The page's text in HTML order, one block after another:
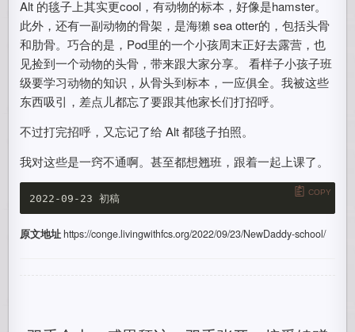
Alt 的毯子上其实更cool，有动物的标本，好像是hamster。
此外，还有一副动物的骨架，是海獺 sea otter的，包括头骨
和肋骨。巧合的是，Pod里的一个小孩周末正好去露营，也
见捡到一个动物的头骨，带来跟大家分享。 看样子小孩子班
级要学习动物的知识，从骨头到标本，一应俱全。我被这些
东西吸引，差点儿都忘了要跟其他家长们打招呼。
不过打完招呼，又忘记了给 Alt 都毯子拍照。
我对这些是一窍不通啊。甚至都想翘班，跟着一起上课了。
COPY
原文地址https://conge.livingwithfcs.org/2022/09/23/NewDaddy-school/